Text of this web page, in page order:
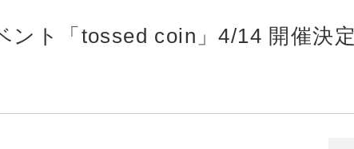
ント「tossed coin」4/14 開催決定